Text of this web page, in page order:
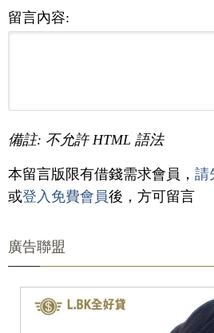
留言內容:
備註: 不允許 HTML 語法
本留言版限有借錢需求會員， 請
或登入免費會員後，方可留言
廣告聯盟